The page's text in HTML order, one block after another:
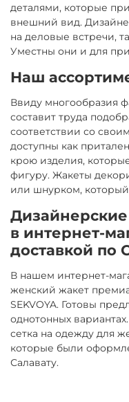
деталями, которые
внешний вид.
на деловые встречи,
Уместны они и для
Наш
Ввиду многообразия
составит труда
соответствии со
доступны как
крою изделия,
фигуру. Жакеты
или шнурком,
в интернет-
доставкой по
В нашем интернет-
женский жакет
SEKVOYA. Готовы
однотонных
сетка на одежду для
которые были
Салавату.